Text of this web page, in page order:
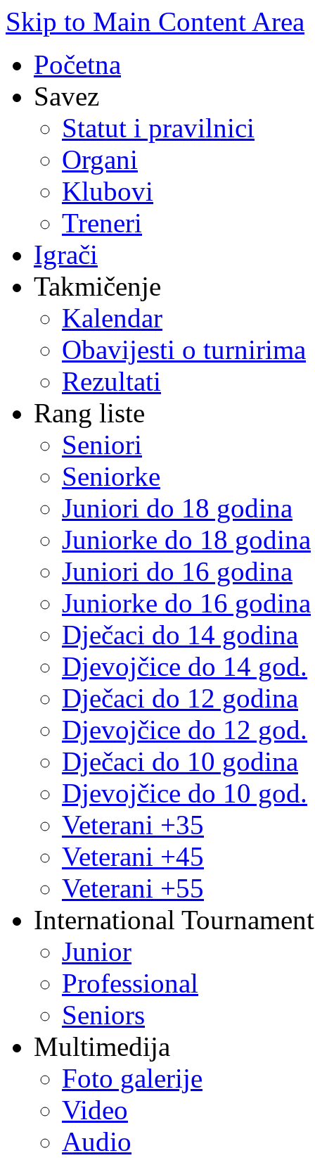
Skip to Main Content Area
Početna
Savez
Statut i pravilnici
Organi
Klubovi
Treneri
Igrači
Takmičenje
Kalendar
Obavijesti o turnirima
Rezultati
Rang liste
Seniori
Seniorke
Juniori do 18 godina
Juniorke do 18 godina
Juniori do 16 godina
Juniorke do 16 godina
Dječaci do 14 godina
Djevojčice do 14 god.
Dječaci do 12 godina
Djevojčice do 12 god.
Dječaci do 10 godina
Djevojčice do 10 god.
Veterani +35
Veterani +45
Veterani +55
International
Junior
Professional
Seniors
Multimedija
Foto galerije
Video
Audio